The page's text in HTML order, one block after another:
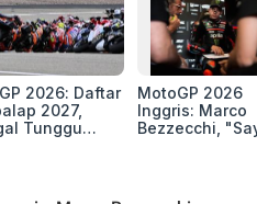
2026: Daftar
2027,
Tunggu
MotoGP 2026
Inggris: Marco
Bezzecchi,